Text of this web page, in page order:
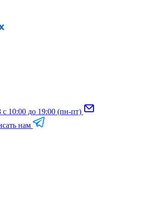
с 10:00 до 19:00 (пн-пт)
нам